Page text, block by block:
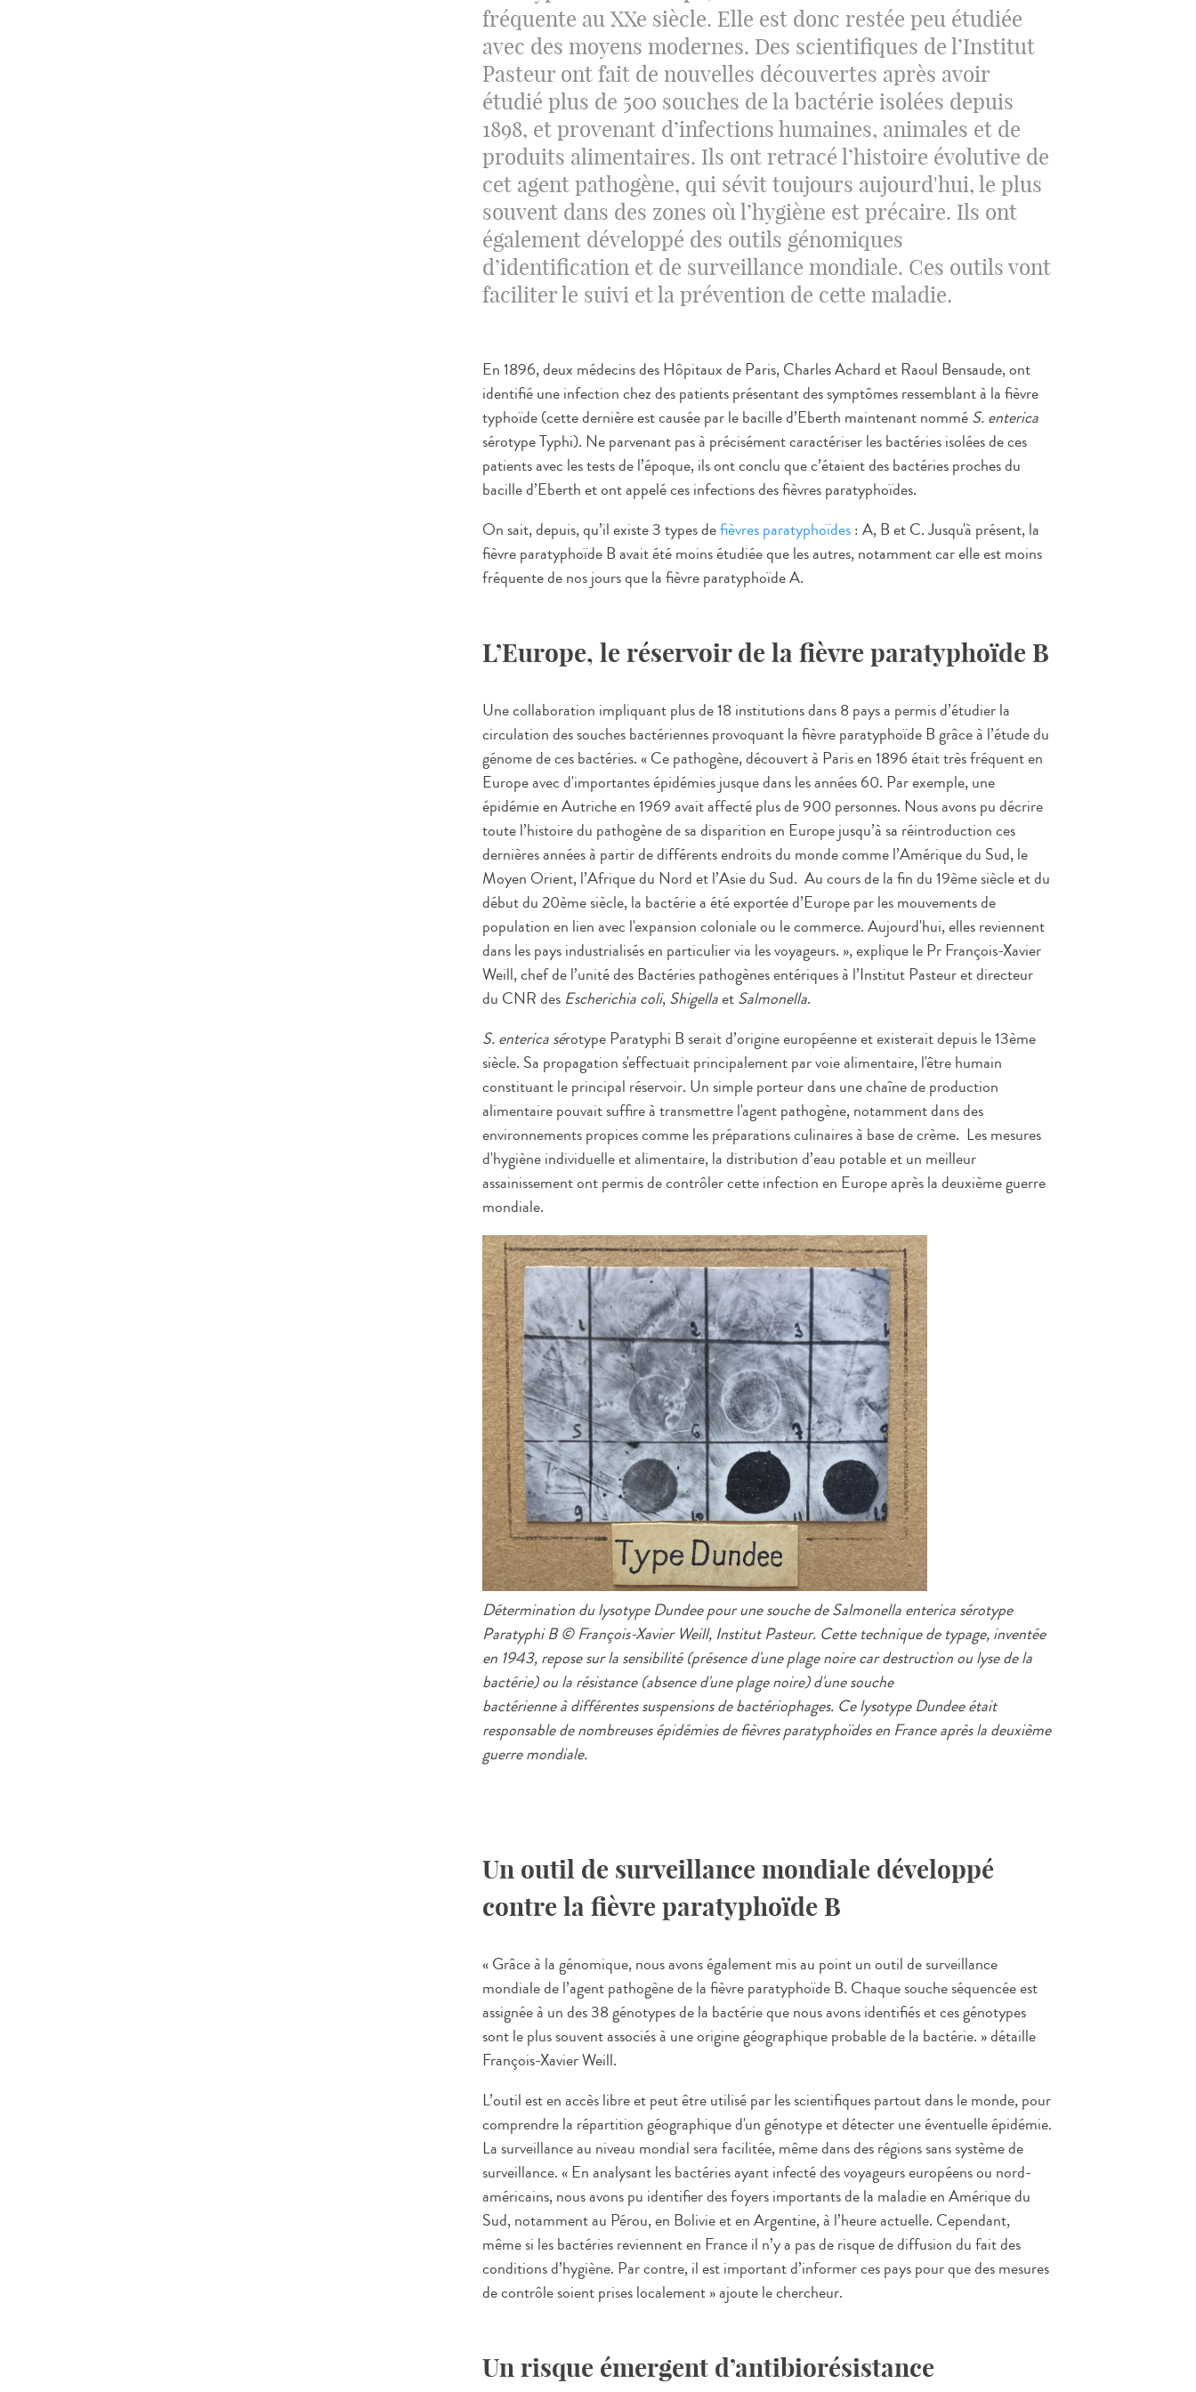
fréquente au XXe siècle. Elle est donc restée peu étudiée
avec des moyens modernes. Des scientifiques de l’Institut
Pasteur ont fait de nouvelles découvertes après avoir
étudié plus de 500 souches de la bactérie isolées depuis
1898, et provenant d’infections humaines, animales et de
produits alimentaires. Ils ont retracé l’histoire évolutive de
cet agent pathogène, qui sévit toujours aujourd'hui, le plus
souvent dans des zones où l’hygiène est précaire. Ils ont
également développé des outils génomiques
d’identification et de surveillance mondiale. Ces outils vont
faciliter le suivi et la prévention de cette maladie.
En 1896, deux médecins des Hôpitaux de Paris, Charles Achard et Raoul Bensaude, ont
identifié une infection chez des patients présentant des symptômes ressemblant à la fièvre
typhoïde (cette dernière est causée par le bacille d’Eberth maintenant nomméS. enterica
sérotype Typhi). Ne parvenant pas à précisément caractériser les bactéries isolées de ces
patients avec les tests de l’époque, ils ont conclu que c’étaient des bactéries proches du
bacille d’Eberth et ont appelé ces infections des fièvres paratyphoïdes.
On sait, depuis, qu’il existe 3 types defièvres paratyphoïdes: A, B et C. Jusqu'à présent, la
fièvre paratyphoïde B avait été moins étudiée que les autres, notamment car elle est moins
fréquente de nos jours que la fièvre paratyphoïde A.
L’Europe, le réservoir de la fièvre paratyphoïde B
Une collaboration impliquant plus de 18 institutions dans 8 pays a permis d’étudier la
circulation des souches bactériennes provoquant la fièvre paratyphoïde B grâce à l’étude du
génome de ces bactéries. « Ce pathogène, découvert à Paris en 1896 était très fréquent en
Europe avec d'importantes épidémies jusque dans les années 60. Par exemple, une
épidémie en Autriche en 1969 avait affecté plus de 900 personnes. Nous avons pu décrire
toute l’histoire du pathogène de sa disparition en Europe jusqu’à sa réintroduction ces
dernières années à partir de différents endroits du monde comme l’Amérique du Sud, le
Moyen Orient, l’Afrique du Nord et l’Asie du Sud. Au cours de la fin du 19ème siècle et du
début du 20ème siècle, la bactérie a été exportée d’Europe par les mouvements de
population en lien avec l'expansion coloniale ou le commerce. Aujourd'hui, elles reviennent
dans les pays industrialisés en particulier via les voyageurs. », explique le Pr François-Xavier
Weill, chef de l’unité des Bactéries pathogènes entériques à l’Institut Pasteur et directeur
du CNR des Escherichia coli,ShigellaetSalmonella.
S. enterica sérotype Paratyphi B serait d’origine européenne et existerait depuis le 13ème
siècle. Sa propagation s'effectuait principalement par voie alimentaire, l'être humain
constituant le principal réservoir. Un simple porteur dans une chaîne de production
alimentaire pouvait suffire à transmettre l'agent pathogène, notamment dans des
environnements propices comme les préparations culinaires à base de crème. Les mesures
d'hygiène individuelle et alimentaire, la distribution d’eau potable et un meilleur
assainissement ont permis de contrôler cette infection en Europe après la deuxième guerre
mondiale.
Détermination du lysotype Dundee pour une souche de Salmonella enterica sérotype
Paratyphi B © François-Xavier Weill, Institut Pasteur. Cette technique de typage, inventée
en 1943, repose sur la sensibilité (présence d'une plage noire car destruction ou lyse de la
bactérie) ou la résistance (absence d'une plage noire) d'une souche
bactérienne à différentes suspensions de bactériophages. Ce lysotype Dundee était
responsable de nombreuses épidémies de fièvres paratyphoïdes en France après la deuxième
guerre mondiale.
Un outil de surveillance mondiale développé
contre la fièvre paratyphoïde B
« Grâce à la génomique, nous avons également mis au point un outil de surveillance
mondiale de l’agent pathogène de la fièvre paratyphoïde B. Chaque souche séquencée est
assignée à un des 38 génotypes de la bactérie que nous avons identifiés et ces génotypes
sont le plus souvent associés à une origine géographique probable de la bactérie. » détaille
François-Xavier Weill.
L’outil est en accès libre et peut être utilisé par les scientifiques partout dans le monde, pour
comprendre la répartition géographique d'un génotype et détecter une éventuelle épidémie.
La surveillance au niveau mondial sera facilitée, même dans des régions sans système de
surveillance. « En analysant les bactéries ayant infecté des voyageurs européens ou nord-
américains, nous avons pu identifier des foyers importants de la maladie en Amérique du
Sud, notamment au Pérou, en Bolivie et en Argentine, à l’heure actuelle. Cependant,
même si les bactéries reviennent en France il n’y a pas de risque de diffusion du fait des
conditions d’hygiène. Par contre, il est important d’informer ces pays pour que des mesures
de contrôle soient prises localement » ajoute le chercheur.
Un risque émergent d’antibiorésistance